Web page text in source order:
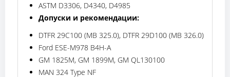
ASTM D3306, D4340, D4985
Допуски и рекомендации:
DTFR 29C100 (MB 325.0), DTFR 29D100 (MB 326.0)
Ford ESE-M978 B4H-A
GM 1825M, GM 1899M, GM QL130100
MAN 324 Type NF